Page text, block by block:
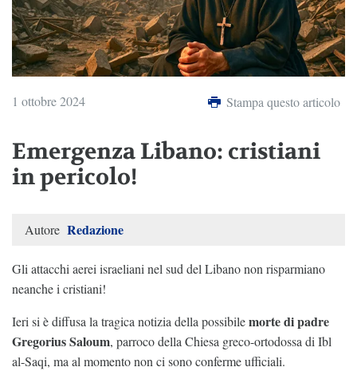
1 ottobre 2024 Stampa questo articolo
Emergenza Libano: cristiani
in pericolo!
Autore Redazione
Gli attacchi aerei israeliani nel sud del Libano non risparmiano
neanche i cristiani!
Ieri si è diffusa la tragica notizia della possibilemorte di padre
Gregorius Saloum, parroco della Chiesa greco-ortodossa di Ibl
al-Saqi, ma al momento non ci sono conferme ufficiali.